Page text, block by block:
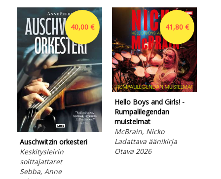
40,00 €
Auschwitzin orkesteri
Keskitysleirin
soittajattaret
Sebba, Anne
41,80 €
Hello Boys and Girls! -
Rumpalilegendan
muistelmat
McBrain, Nicko
Ladattava äänikirja
Otava 2026